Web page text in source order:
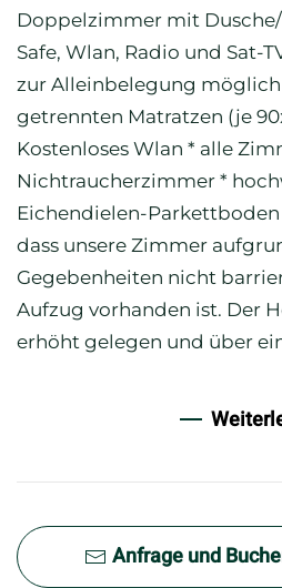
Doppelzimmer mit Dusche/
Safe, Wlan, Radio und Sat-
zur Alleinbelegung
getrennten Matratzen (je
Kostenloses Wlan * alle
Nichtraucherzimmer *
Eichendielen-
dass unsere Zimmer
Gegebenheiten nicht
Aufzug vorhanden ist. Der
erhöht gelegen und über
Anfrage und